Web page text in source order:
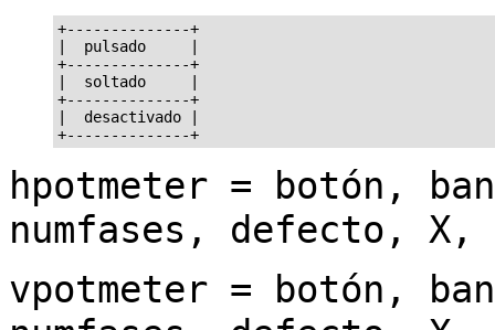
+--------------+
|  pulsado     |
+--------------+
|  soltado     |
+--------------+
|  desactivado |
hpotmeter = botón,
numfases, defecto,
vpotmeter = botón,